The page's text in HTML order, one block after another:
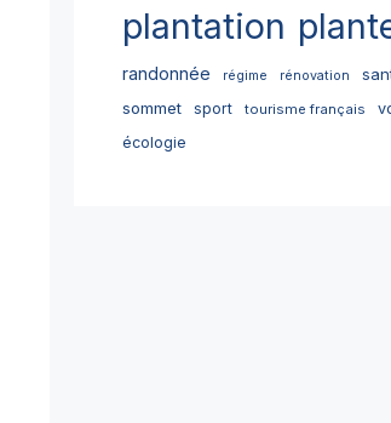
plantation
randonnée régime rénovation
sommet
sport tourisme français
écologie